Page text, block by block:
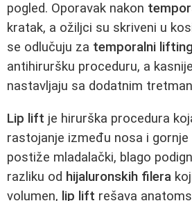
pogled. Oporavak nakon
kratak, a ožiljci su skriveni u
se odlučuju za temporalni lifting
antihiruršku proceduru, a
nastavljaju sa dodatnim
Lip lift je hirurška procedura
rastojanje između nosa i gornje
postiže mladalački, blago
razliku od hijaluronskih filera
volumen, lip lift rešava